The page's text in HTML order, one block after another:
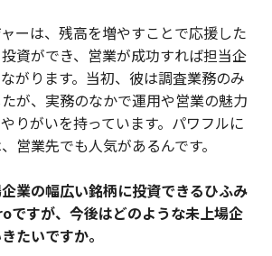
ーは、残高を増やすことで応援した
資ができ、営業が成功すれば担当企
がります。当初、彼は調査業務のみ
が、実務のなかで運用や営業の魅力
りがいを持っています。パワフルに
営業先でも人気があるんです。
企業の幅広い銘柄に投資できるひふみ
ですが、今後はどのような未上場企
たいですか。